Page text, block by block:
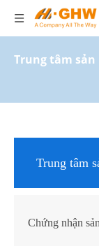
Trung tâm sản
Trung tâm
Chứng nhận